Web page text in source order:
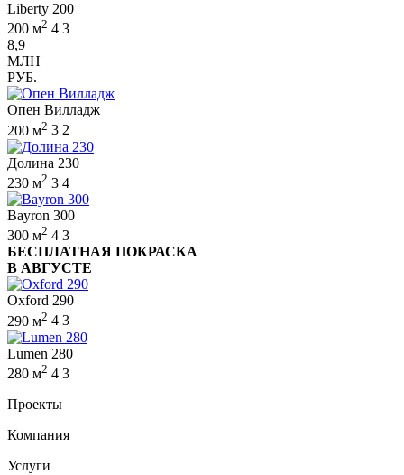
Liberty 200
200 м2 4 3
8,9
МЛН
РУБ.
Опен Вилладж
200 м2 3 2
Долина 230
230 м2 3 4
Bayron 300
300 м2 4 3
БЕСПЛАТНАЯ ПОКРАСКА
В АВГУСТЕ
Oxford 290
290 м2 4 3
Lumen 280
280 м2 4 3
Проекты
Компания
Услуги